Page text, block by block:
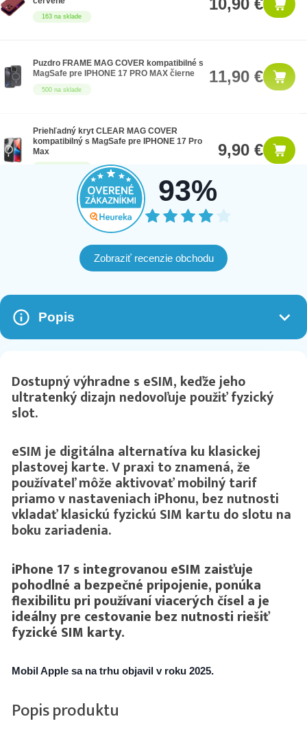
163 na sklade
500 na sklade
Puzdro FRAME MAG COVER kompatibilné s
MagSafe pre IPHONE 17 PRO MAX čierne
11,90 €
Priehľadný kryt CLEAR MAG COVER
kompatibilný s MagSafe pre IPHONE 17 Pro
Max
9,90 €
Kryt FRAME MAG COVER kompatibilný s
MagSafe pre IPHONE 17 PRO MAX magenta 11,90 €
93%
Zobraziť recenzie obchodu
Popis
Dostupný výhradne s eSIM, keďže jeho
ultratenký dizajn nedovoľuje použiť fyzický
slot.
eSIM je digitálna alternatíva ku klasickej
plastovej karte. V praxi to znamená, že
používateľ môže aktivovať mobilný tarif
priamo v nastaveniach iPhonu, bez nutnosti
vkladať klasickú fyzickú SIM kartu do slotu na
boku zariadenia.
iPhone 17 s integrovanou eSIM zaisťuje
pohodlné a bezpečné pripojenie, ponúka
flexibilitu pri používaní viacerých čísel a je
ideálny pre cestovanie bez nutnosti riešiť
fyzické SIM karty.
Mobil Apple sa na trhu objavil v roku 2025.
Popis produktu